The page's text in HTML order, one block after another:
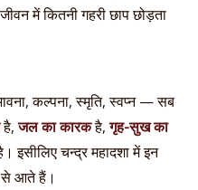
में कितनी गहरी छाप छोड़ता
कल्पना, स्मृति, स्वप्न — सब
है,जल का कारकहै,गृह-सुख का
इसीलिए चन्द्र महादशा में इन
से आते हैं।